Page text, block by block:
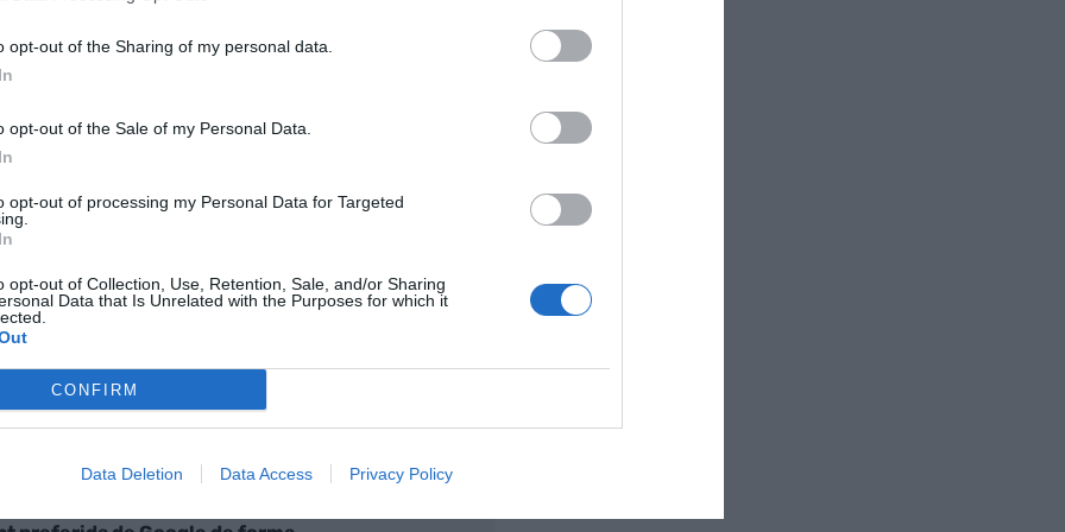
opt-out of the Sharing of my personal data.
opt-out of the Sale of my Personal Data.
opt-out of processing my Personal Data for Targeted
opt-out of Collection, Use, Retention, Sale, and/or Sharing
Data that Is Unrelated with the Purposes for which it
CONFIRM
Data Deletion Data Access Privacy Policy
autobústambé ha disminuït un 2,2%, mentre
al mes de juliol.
han utilitzat eltransport públics'ha mantingut
passat, amb 347,8 milions de passatgers.
urbàha augmentat un 1,1%, mentre que
l'urbà, el
s'ha incrementat un 1,3%, amb més de